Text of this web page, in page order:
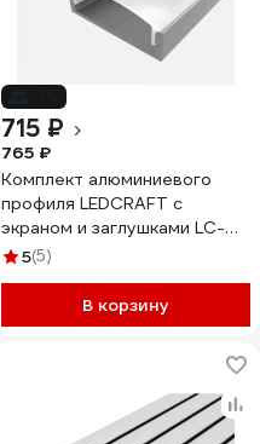
715 ₽
765 ₽
Комплект алюминиевого
профиля LEDCRAFT с
экраном и заглушками LC-
LP0728M28-1 1638000058
5(5)
В корзину